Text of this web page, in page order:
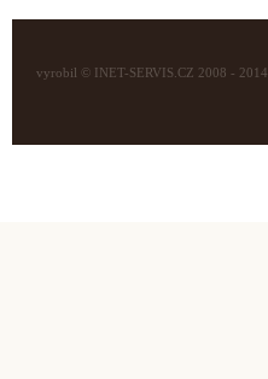
vyrobil © INET-SERVIS.CZ 2008 - 2014